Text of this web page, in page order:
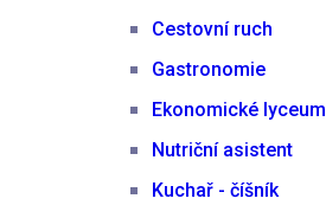
Cestovní ruch
Gastronomie
Ekonomické lyceum
Nutriční asistent
Kuchař - číšník